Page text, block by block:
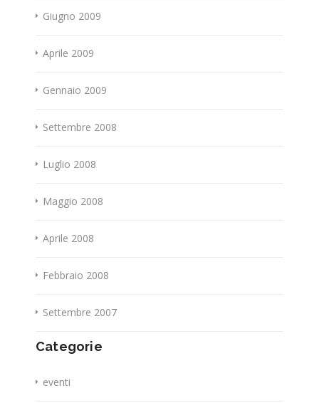
Giugno 2009
Aprile 2009
Gennaio 2009
Settembre 2008
Luglio 2008
Maggio 2008
Aprile 2008
Febbraio 2008
Settembre 2007
Categorie
eventi